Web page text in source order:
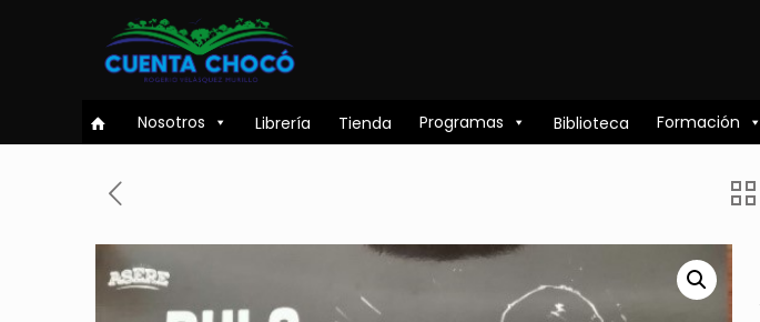
Nosotros Librería Tienda Programas Biblioteca Formación